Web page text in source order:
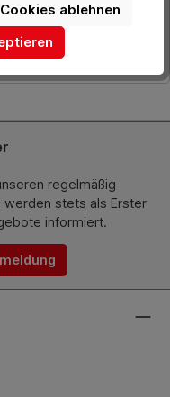
regelmäßig
werden stets als Erster
informiert.
Cookies ablehnen